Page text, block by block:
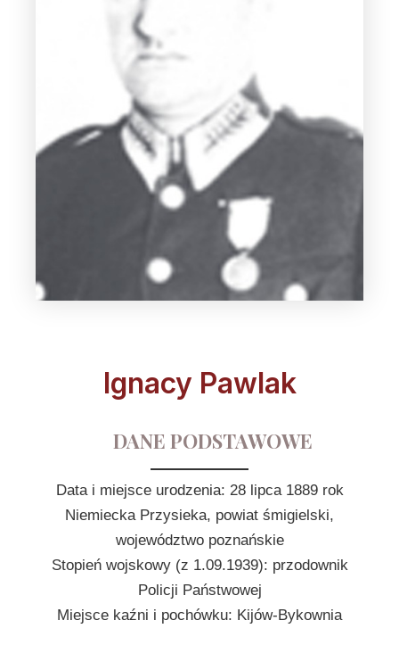
Ignacy Pawlak
DANE PODSTAWOWE
Data i miejsce urodzenia: 28 lipca 1889 rok
Niemiecka Przysieka, powiat śmigielski,
województwo poznańskie
Stopień wojskowy (z 1.09.1939): przodownik
Policji Państwowej
Miejsce kaźni i pochówku: Kijów-Bykownia